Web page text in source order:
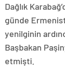
Dağlık
günde
yenilginin
Başbakan
etmişti.